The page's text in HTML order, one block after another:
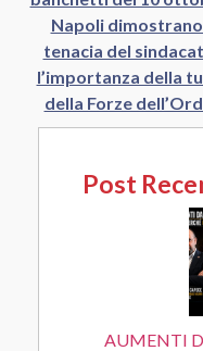
Napoli
tenacia del
l’importanza della
della Forze
Post
AUMENTI